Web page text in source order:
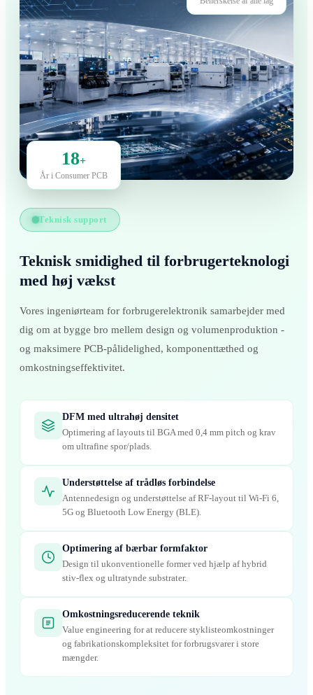
18+
År i Consumer PCB
Teknisk support
Teknisk smidighed til forbrugerteknologi
med høj vækst
Vores ingeniørteam for forbrugerelektronik samarbejder med
dig om at bygge bro mellem design og volumenproduktion -
og maksimere PCB-pålidelighed, komponenttæthed og
omkostningseffektivitet.
DFM med ultrahøj densitet
Optimering af layouts til BGA med 0,4 mm pitch og krav
om ultrafine spor/plads.
Understøttelse af trådløs forbindelse
Antennedesign og understøttelse af RF-layout til Wi-Fi 6,
5G og Bluetooth Low Energy (BLE).
Optimering af bærbar formfaktor
Design til ukonventionelle former ved hjælp af hybrid
stiv-flex og ultratynde substrater.
Omkostningsreducerende teknik
Value engineering for at reducere styklisteomkostninger
og fabrikationskompleksitet for forbrugsvarer i store
mængder.